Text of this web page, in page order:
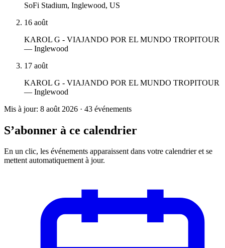
SoFi Stadium, Inglewood, US
16 août
KAROL G - VIAJANDO POR EL MUNDO TROPITOUR
— Inglewood
17 août
KAROL G - VIAJANDO POR EL MUNDO TROPITOUR
— Inglewood
Mis à jour: 8 août 2026 · 43 événements
S’abonner à ce calendrier
En un clic, les événements apparaissent dans votre calendrier et se
mettent automatiquement à jour.